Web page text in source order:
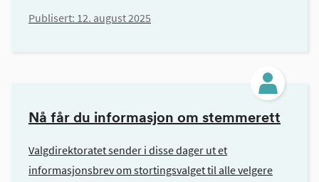
Publisert: 12. august 2025
Nå får du informasjon om stemmerett
Valgdirektoratet sender i disse dager ut et
informasjonsbrev om stortingsvalget til alle velgere